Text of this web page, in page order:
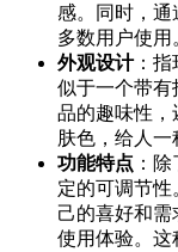
感。同时，通
多数用户使用
外观设计：指
似于一个带有
品的趣味性，
肤色，给人一
功能特点 ：
定的可调节
己的喜好和
使用体验。这